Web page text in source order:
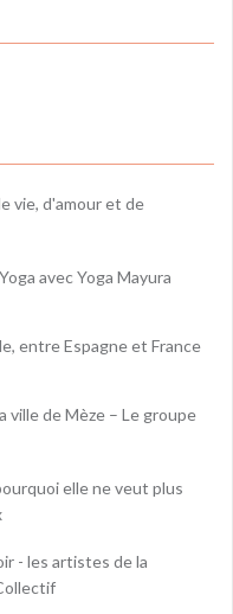
vie, d'amour et de
avec Yoga Mayura
entre Espagne et France
ville de Mèze – Le groupe
elle ne veut plus
- les artistes de la